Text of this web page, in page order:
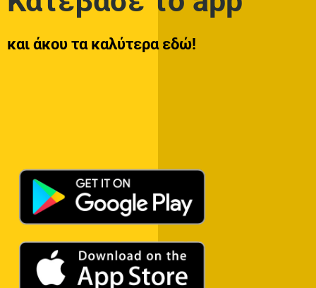
και άκου τα καλύτερα εδώ!